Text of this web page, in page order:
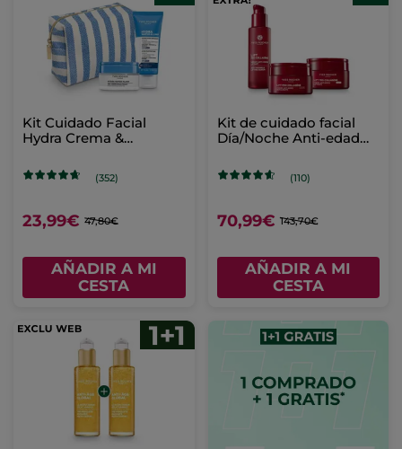
Kit Cuidado Facial
Hydra Crema &
(352)
23,99€ 47,80€
AÑADIR A MI
CESTA
Kit de cuidado facial
Día/Noche Anti-edad
(110)
70,99€ 143,70€
AÑADIR A MI
CESTA